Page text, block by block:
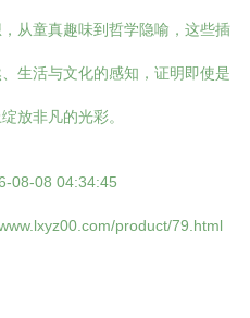
从童真趣味到哲学隐喻，这些插
生活与文化的感知，证明即使是
放非凡的光彩。
08-08 04:34:45
product/79.html